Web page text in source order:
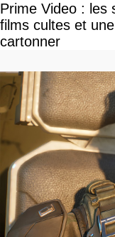
Prime Video : les
films cultes et
cartonner